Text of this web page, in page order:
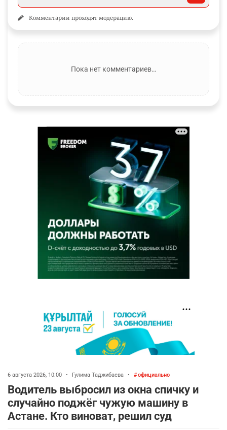
Комментарии проходят модерацию.
Пока нет комментариев…
6 августа 2026, 10:00 • Гулима Таджибаева • официально
Водитель выбросил из окна спичку и
случайно поджёг чужую машину в
Астане. Кто виноват, решил суд